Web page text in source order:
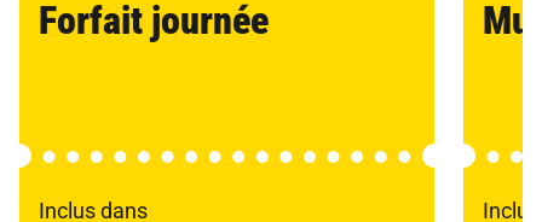
Forfait journée
Inclus dans